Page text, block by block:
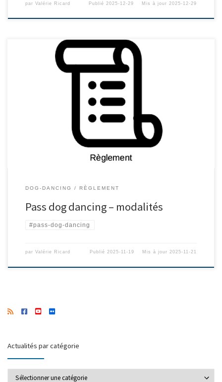
par Valérie Ricard Publié 2025-12-29 Mis à jour 2025-12-29
DOG-DANCING RÈGLEMENT
Pass dog dancing – modalités
#pass-dog-dancing
par Valérie Ricard Publié2025-11-19 Mis à jour2025-11-21
Actualités par catégorie